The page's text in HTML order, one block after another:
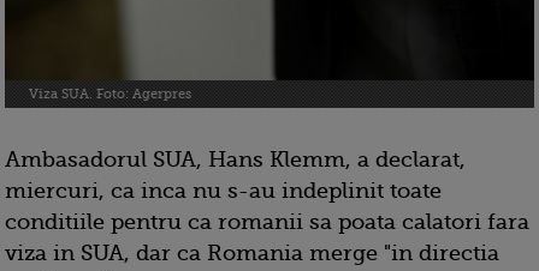
Viza SUA. Foto: Agerpres
Ambasadorul SUA, Hans Klemm, a declarat,
miercuri, ca inca nu s-au indeplinit toate
conditiile pentru ca romanii sa poata calatori fara
viza in SUA, dar ca Romania merge "in directia